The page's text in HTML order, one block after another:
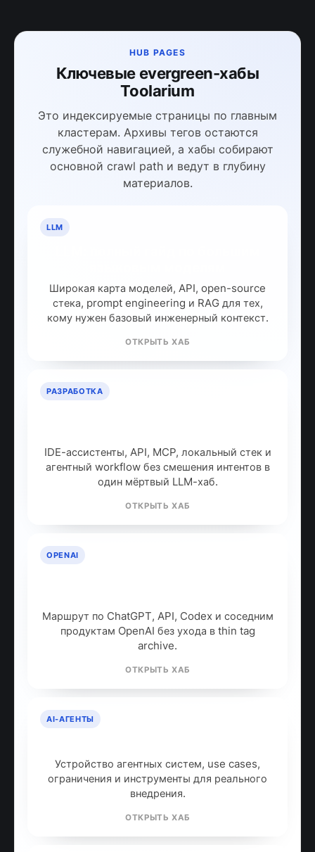
HUB PAGES
Ключевые evergreen-хабы
Toolarium
Это индексируемые страницы по главным
кластерам. Архивы тегов остаются
служебной навигацией, а хабы собирают
основной crawl path и ведут в глубину
материалов.
LLM
Широкая карта моделей, API, open-source
стека, prompt engineering и RAG для тех,
кому нужен базовый инженерный контекст.
ОТКРЫТЬ ХАБ
РАЗРАБОТКА
IDE-ассистенты, API, MCP, локальный стек и
агентный workflow без смешения интентов в
один мёртвый LLM-хаб.
ОТКРЫТЬ ХАБ
OPENAI
Маршрут по ChatGPT, API, Codex и соседним
продуктам OpenAI без ухода в thin tag
archive.
ОТКРЫТЬ ХАБ
AI-АГЕНТЫ
Устройство агентных систем, use cases,
ограничения и инструменты для реального
внедрения.
ОТКРЫТЬ ХАБ